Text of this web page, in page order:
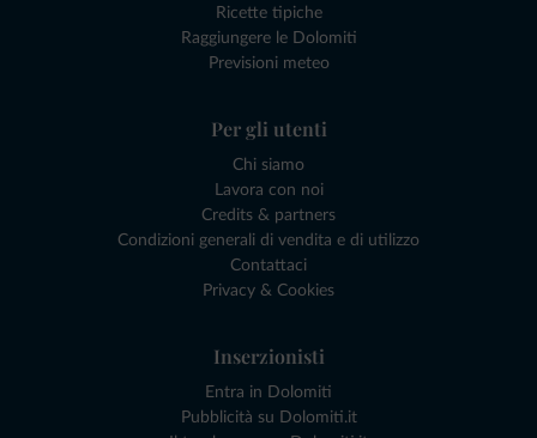
Ricette tipiche
Raggiungere le Dolomiti
Previsioni meteo
Per gli utenti
Chi siamo
Lavora con noi
Credits & partners
Condizioni generali di vendita e di utilizzo
Contattaci
Privacy & Cookies
Inserzionisti
Entra in Dolomiti
Pubblicità su Dolomiti.it